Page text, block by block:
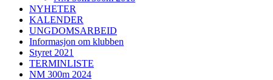
NYHETER
KALENDER
UNGDOMSARBEID
Informasjon om klubben
Styret 2021
TERMINLISTE
NM 300m 2024